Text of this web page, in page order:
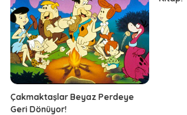
Çakmaktaşlar Beyaz Perdeye
Geri Dönüyor!